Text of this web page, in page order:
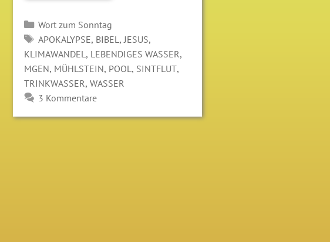
Kategorien
Wort zum Sonntag
SCHLAGWÖRTER
APOKALYPSE, BIBEL,JESUS,
KLIMAWANDEL, LEBENDIGES WASSER,
MGEN, MÜHLSTEIN, POOL, SINTFLUT,
TRINKWASSER,WASSER
3 Kommentare